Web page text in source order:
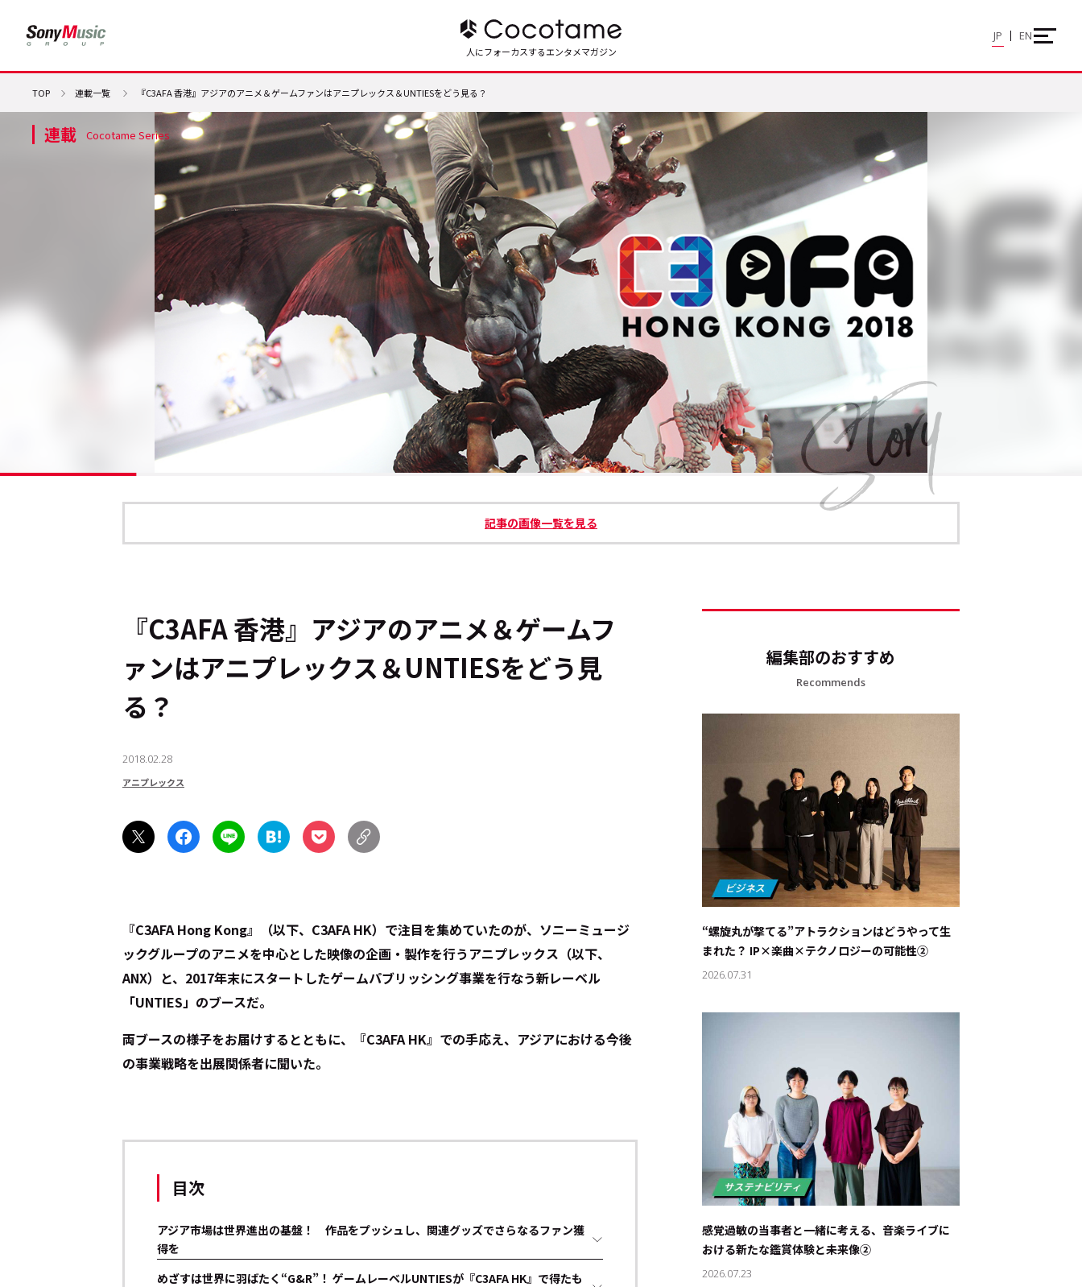
人にフォーカスするエンタメマガジン
JP EN
TOP 連載一覧 『C3AFA 香港』アジアのアニメ＆ゲームファンはアニプレックス＆UNTIESをどう見る？
連載 Cocotame Series
記事の画像一覧を見る
『C3AFA 香港』アジアのアニメ＆ゲームフ
ァンはアニプレックス＆UNTIESをどう見
る？
2018.02.28
アニプレックス
『C3AFA Hong Kong』（以下、C3AFA HK）で注目を集めていたのが、ソニーミュージ
ックグループのアニメを中心とした映像の企画・製作を行うアニプレックス（以下、
ANX）と、2017年末にスタートしたゲームパブリッシング事業を行なう新レーベル
「UNTIES」のブースだ。
両ブースの様子をお届けするとともに、『C3AFA HK』での手応え、アジアにおける今後
の事業戦略を出展関係者に聞いた。
目次
アジア市場は世界進出の基盤！ 作品をプッシュし、関連グッズでさらなるファン獲
得を
めざすは世界に羽ばたく“G&R”！ ゲームレーベルUNTIESが『C3AFA HK』で得たも
編集部のおすすめ
Recommends
“螺旋丸が撃てる”アトラクションはどうやって生
まれた？ IP×楽曲×テクノロジーの可能性②
2026.07.31
感覚過敏の当事者と一緒に考える、音楽ライブに
おける新たな鑑賞体験と未来像②
2026.07.23